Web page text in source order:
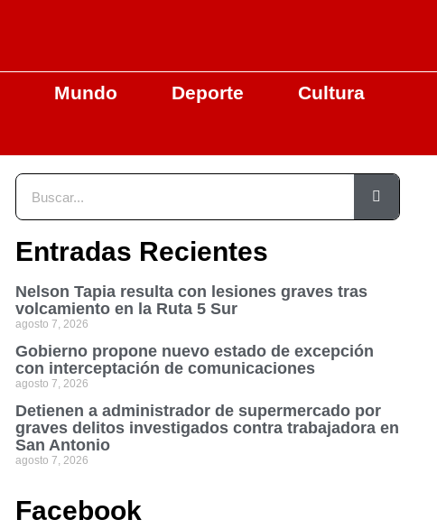
Mundo Deporte
Cultura
Entradas Recientes
Nelson Tapia resulta con lesiones graves tras
volcamiento en la Ruta 5 Sur
agosto 7, 2026
Gobierno propone nuevo estado de excepción
con interceptación de comunicaciones
agosto 7, 2026
Detienen a administrador de supermercado por
graves delitos investigados contra trabajadora en
San Antonio
agosto 7, 2026
Facebook